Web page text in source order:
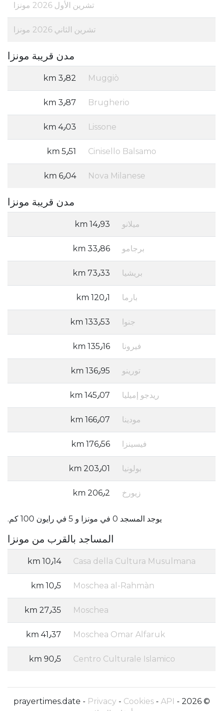
تشرين الأول 2026 مونزا
تشرين الثاني 2026 مونزا
مدن قريبة مونزا
Muggiò 3٫82 km
Brugherio 3٫87 km
Lissone 4٫03 km
Cinisello Balsamo 5٫51 km
Nova Milanese 6٫04 km
مدن قريبة مونزا
ميلانو 14٫93 km
برجامو 33٫86 km
بريشيا 73٫33 km
بارما 120٫1 km
جنوا 133٫53 km
فيرونا 135٫16 km
تورينو 136٫95 km
ريدجو إميليا 145٫07 km
مودينا 166٫07 km
فيسينزا 176٫56 km
بولونيا 203٫01 km
زيورخ 206٫2 km
يوجد المسجد 0 في مونزا و 5 في رايون 100 كم.
المساجد بالقرب من مونزا
Casa della Cultura Musulmana 10٫14 km
Moschea al-Rahmàn 10٫5 km
Moschea 27٫35 km
Moschea Omar Alfaruk 41٫37 km
Centro Culturale Islamico 90٫5 km
© 2026 - prayertimes.date -
Privacy- Cookies- API